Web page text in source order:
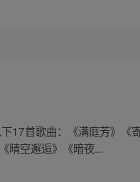
17首歌曲：《满庭芳》
晴空邂逅》《暗夜...